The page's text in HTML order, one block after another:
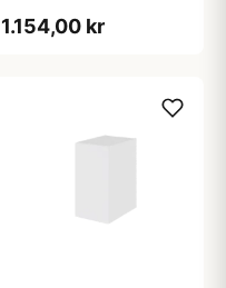
1.154,00 kr